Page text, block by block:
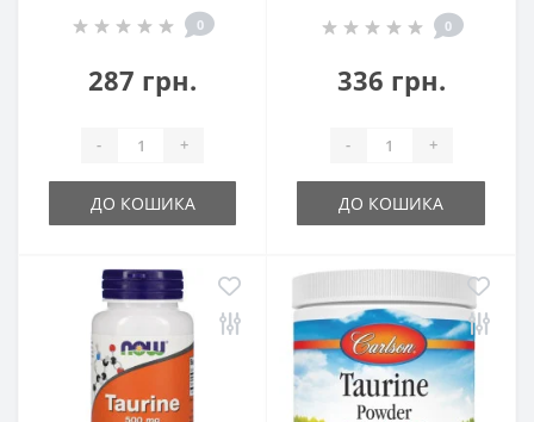
0
287 грн.
- +
ДО КОШИКА
0
336 грн.
- +
ДО КОШИКА